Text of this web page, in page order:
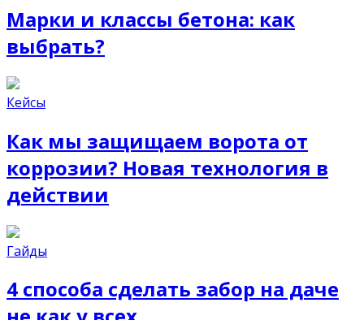
Марки и классы бетона: как
выбрать?
Кейсы
Как мы защищаем ворота от
коррозии? Новая технология в
действии
Гайды
4 способа сделать забор на даче